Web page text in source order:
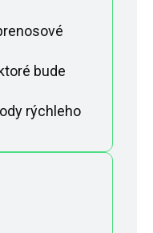
bude
rýchleho